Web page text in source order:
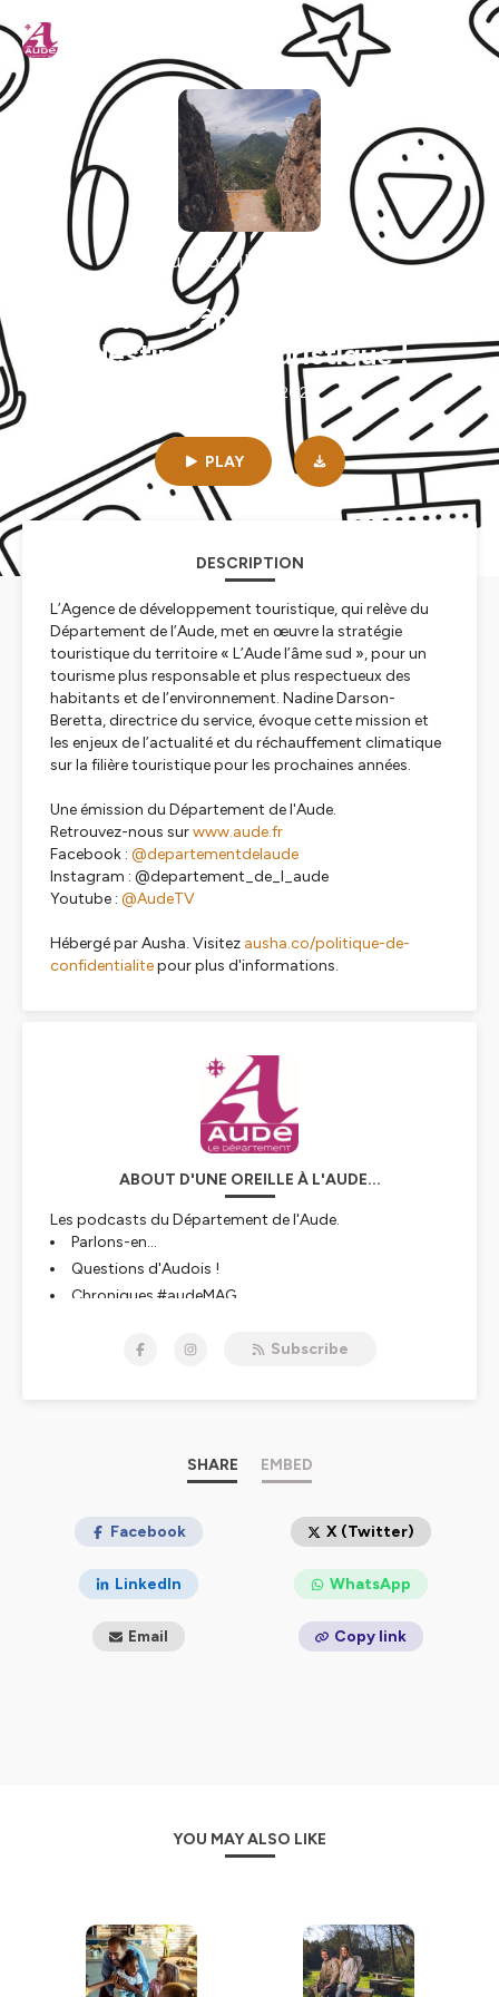
D'une oreille à l'Aude...
L'Aude l'âme sud comme
destination touristique !
06min | 05/13/2026
PLAY
DESCRIPTION
L’Agence de développement touristique, qui relève du
Département de l’Aude, met en œuvre la stratégie
touristique du territoire « L’Aude l’âme sud », pour un
tourisme plus responsable et plus respectueux des
habitants et de l’environnement. Nadine Darson-
Beretta, directrice du service, évoque cette mission et
les enjeux de l’actualité et du réchauffement climatique
sur la filière touristique pour les prochaines années.
Une émission du Département de l'Aude.
Retrouvez-nous surwww.aude.fr
Facebook : @departementdelaude
Instagram : @departement_de_l_aude
Youtube : @AudeTV
Hébergé par Ausha. Visitez ausha.co/politique-de-
confidentialitepour plus d'informations.
ABOUT D'UNE OREILLE À L'AUDE...
Les podcasts du Département de l'Aude.
Parlons-en...
Questions d'Audois !
Chroniques #audeMAG
thématiques sociétales, de sujets d'actualité, de
pour plus d'informations.
Subscribe
SHARE EMBED
Facebook X (Twitter)
LinkedIn WhatsApp
Email Copy link
YOU MAY ALSO LIKE